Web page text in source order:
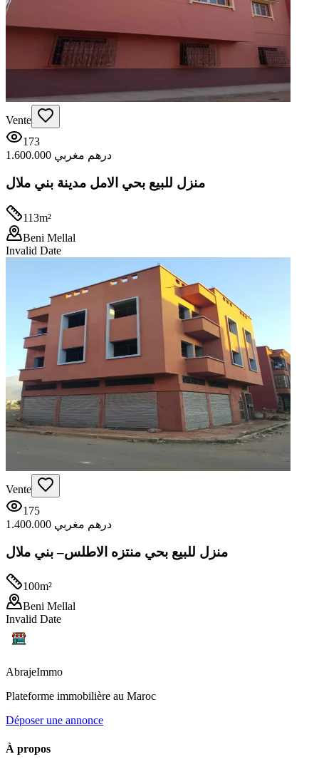
Vente
173
1.600.000 درهم مغربي
منزل للبيع بحي الامل مدينة بني ملال
113m²
Beni Mellal
Invalid Date
Vente
175
1.400.000 درهم مغربي
منزل للبيع بحي منتزه الاطلس– بني ملال
100m²
Beni Mellal
Invalid Date
AbrajeImmo
Plateforme immobilière au Maroc
Déposer une annonce
À propos